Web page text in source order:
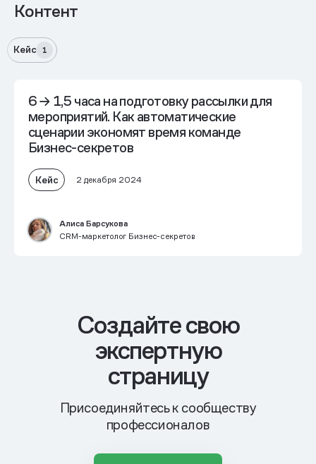
Контент
Кейс 1
6 → 1,5 часа на подготовку рассылки для
мероприятий. Как автоматические
сценарии экономят время команде
Бизнес-секретов
Кейс 2 декабря 2024
Алиса Барсукова
CRM-маркетолог Бизнес-секретов
Cоздайте свою
экспертную
страницу
Присоединяйтесь к сообществу
профессионалов